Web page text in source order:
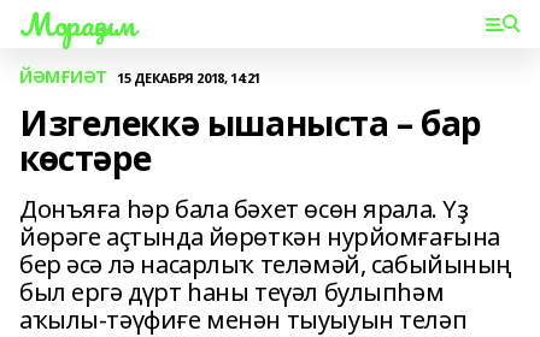
Мораҙым
ЙӘМҒИӘТ 15 ДЕКАБРЯ 2018, 14:21
Изгелеккә ышаныста – бар
көстәре
Донъяға һәр бала бәхет өсөн ярала. Үҙ
йөрәге аҫтында йөрөткән нурйомғағына
бер әсә лә насарлыҡ теләмәй, сабыйының
был ергә дүрт һаны теүәл булыпһәм
аҡылы-тәүфиғе менән тыуыуын теләп